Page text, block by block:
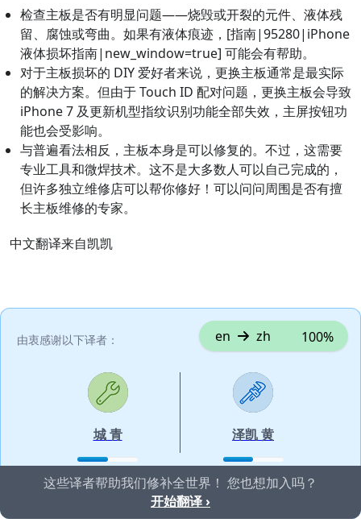
检查主板是否有明显问题——烧毁或开裂的元件、液体残
留、腐蚀或弯曲。如果有液体痕迹，[指南|95280|iPhone
液体损坏指南|new_window=true] 可能会有帮助。
对于主板损坏的 DIY 爱好者来说，更换主板通常是最实际
的解决方案。但由于 Touch ID 配对问题，更换主板会导致
iPhone 7 及更新机型指纹识别功能全部失效，主屏按钮功
能也会受影响。
与普遍看法相反，主板本身是可以修复的。不过，这需要
专业工具和微焊技术。这不是大多数人可以自己完成的，
但许多独立维修店可以帮你修好！可以问问周围是否有擅
长主板维修的专家。
中文翻译来自凯凯
由衷感谢以下译者： en zh 100%
城 青 泽凯 黄
这些译者帮助我们修补全世界！ 您也想加入吗？
开始翻译 ›